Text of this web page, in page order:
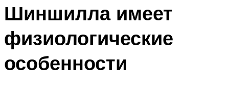
Шиншилла имеет
физиологические
особенности